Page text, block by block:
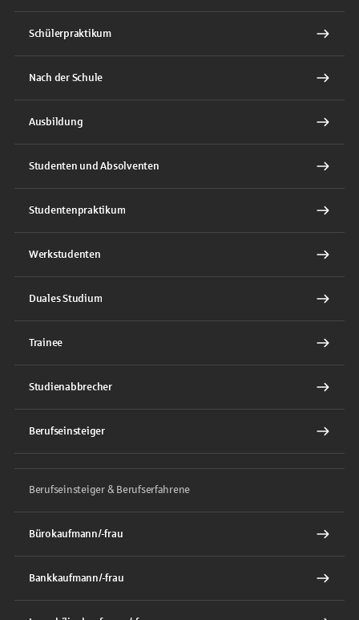
Schülerpraktikum
Nach der Schule
Ausbildung
Studenten und Absolventen
Studentenpraktikum
Werkstudenten
Duales Studium
Trainee
Studienabbrecher
Berufseinsteiger
Berufseinsteiger & Berufserfahrene
Bürokaufmann/-frau
Bankkaufmann/-frau